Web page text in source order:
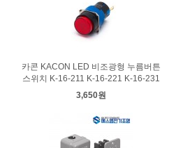
카콘 KACON LED 비조광형 누름버튼
스위치 K-16-211 K-16-221 K-16-231
3,650원